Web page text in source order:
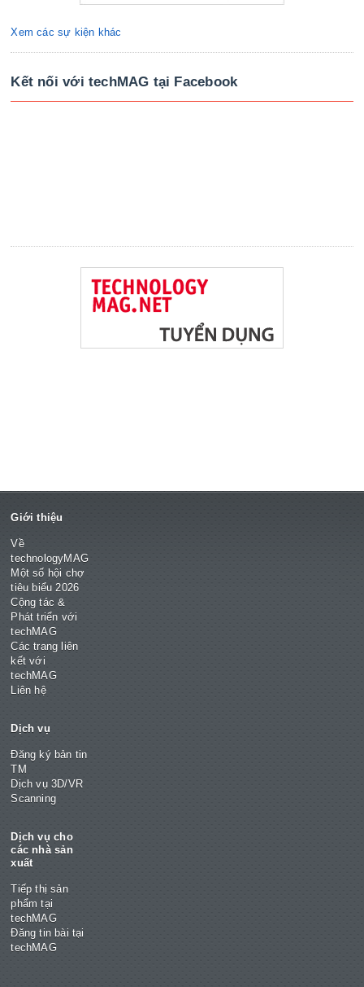
Xem các sự kiện khác
Kết nối với techMAG tại Facebook
Giới thiệu
Về
technologyMAG
Một số hội chợ
tiêu biểu 2026
Cộng tác &
Phát triển với
techMAG
Các trang liên
kết với
techMAG
Liên hệ
Dịch vụ
Đăng ký bản tin
TM
Dịch vụ 3D/VR
Scanning
Dịch vụ cho
các nhà sản
xuất
Tiếp thị sản
phẩm tại
techMAG
Đăng tin bài tại
techMAG